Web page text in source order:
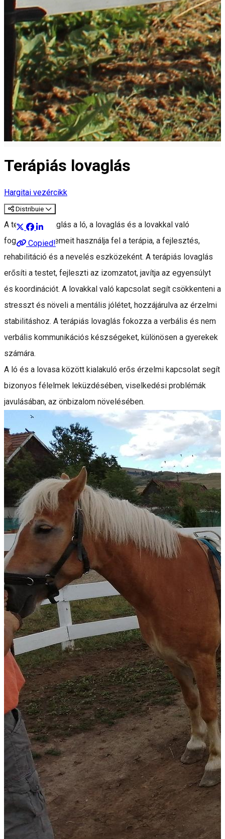
Terápiás lovaglás
Hargitai vezércikk
Distribuie
Copied!
A terápiás lovaglás a ló, a lovaglás és a lovakkal való
foglalkozás elemeit használja fel a terápia, a fejlesztés,
rehabilitáció és a nevelés eszközeként. A terápiás lovaglás
erősíti a testet, fejleszti az izomzatot, javítja az egyensúlyt
és koordinációt. A lovakkal való kapcsolat segít csökkenteni a
stresszt és növeli a mentális jólétet, hozzájárulva az érzelmi
stabilitáshoz. A terápiás lovaglás fokozza a verbális és nem
verbális kommunikációs készségeket, különösen a gyerekek
számára.
A ló és a lovasa között kialakuló erős érzelmi kapcsolat segít
bizonyos félelmek leküzdésében, viselkedési problémák
javulásában, az önbizalom növelésében.